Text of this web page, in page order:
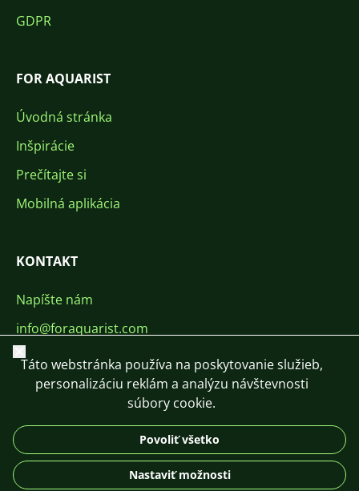
GDPR
FOR AQUARIST
Úvodná stránka
Inšpirácie
Prečítajte si
Mobilná aplikácia
KONTAKT
Napíšte nám
info@foraquarist.com
+420 603 449 602
DE
Zavrieť
Táto webstránka používa na poskytovanie služieb,
personalizáciu reklám a analýzu návštevnosti
súbory cookie.
Povoliť všetko
Nastaviť možnosti